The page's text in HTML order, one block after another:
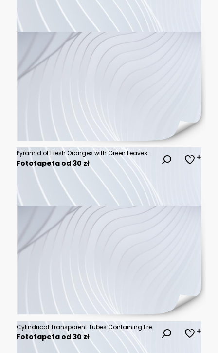
Pyramid of Fresh Oranges with Green Leaves Displayed on Wooden Table
Fototapeta od 30 zł
Cylindrical Transparent Tubes Containing Fresh Broccoli and Cauliflower in a Vibrant Background
Fototapeta od 30 zł